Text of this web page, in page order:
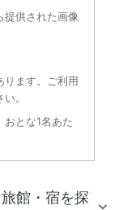
提供された画像
ります。ご利用
。
おとな1名あた
館・宿を探